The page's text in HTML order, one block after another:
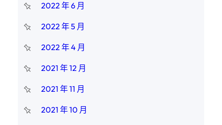
2022 年 6 月
2022 年 5 月
2022 年 4 月
2021 年 12 月
2021 年 11 月
2021 年 10 月